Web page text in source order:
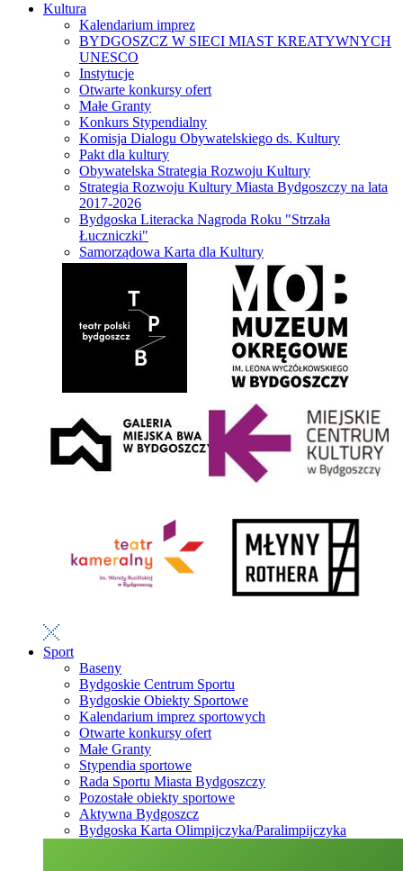
Kultura
Kalendarium imprez
BYDGOSZCZ W SIECI MIAST KREATYWNYCH
UNESCO
Instytucje
Otwarte konkursy ofert
Małe Granty
Konkurs Stypendialny
Komisja Dialogu Obywatelskiego ds. Kultury
Pakt dla kultury
Obywatelska Strategia Rozwoju Kultury
Strategia Rozwoju Kultury Miasta Bydgoszczy na lata
2017-2026
Bydgoska Literacka Nagroda Roku "Strzała
Łuczniczki"
Samorządowa Karta dla Kultury
Sport
Baseny
Bydgoskie Centrum Sportu
Bydgoskie Obiekty Sportowe
Kalendarium imprez sportowych
Otwarte konkursy ofert
Małe Granty
Stypendia sportowe
Rada Sportu Miasta Bydgoszczy
Pozostałe obiekty sportowe
Aktywna Bydgoszcz
Bydgoska Karta Olimpijczyka/Paralimpijczyka